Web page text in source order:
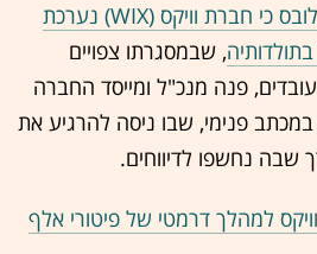
נחשף בגלובס כי חברת וויקס (WIX) נערכת
, שבמסגרתו צפויים
לעזוב בין 800 ל-1,000 עובדים, פנה מנכ"ל ומייסד החברה
פנימי, שבו ניסה להרגיע את
שבה נחשפו לדיווחים.
למהלך דרמטי של פיטורי אלף